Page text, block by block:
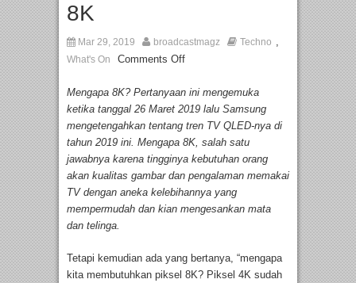
8K
Mar 29, 2019 broadcastmagz Techno ,
What's On Comments Off
Mengapa 8K? Pertanyaan ini mengemuka
ketika tanggal 26 Maret 2019 lalu Samsung
mengetengahkan tentang tren TV QLED-nya di
tahun 2019 ini. Mengapa 8K, salah satu
jawabnya karena tingginya kebutuhan orang
akan kualitas gambar dan pengalaman memakai
TV dengan aneka kelebihannya yang
mempermudah dan kian mengesankan mata
dan telinga.
Tetapi kemudian ada yang bertanya, “mengapa
kita membutuhkan piksel 8K? Piksel 4K sudah